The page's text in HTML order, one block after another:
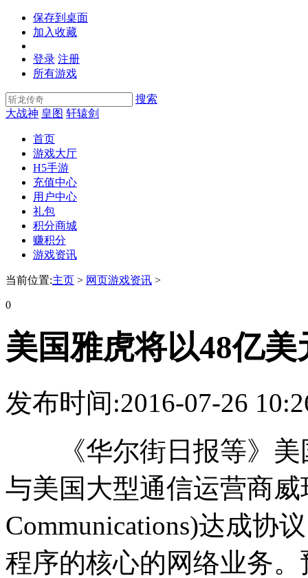
保存到桌面
加入收藏
登录 注册
所有游戏
搜索
大战神 皇图 轩辕剑
首页
游戏大厅
H5手游
充值中心
用户中心
礼包
积分商城
赚积分
游戏资讯
当前位置:主页 > 网页游戏资讯 >
0
美国雅虎将以48亿
发布时间:2016-07-26
《华尔街日报等》美
与美国大型通信运营商威
Communications)达成协
程序的核心的网络业务